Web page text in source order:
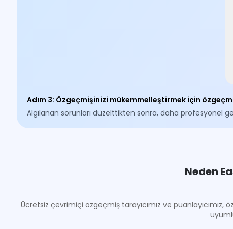
Adım 3: Özgeçmişinizi mükemmelleştirmek için
Algılanan sorunları düzelttikten sonra, daha profesyonel
Neden
Ücretsiz çevrimiçi özgeçmiş tarayıcımız ve